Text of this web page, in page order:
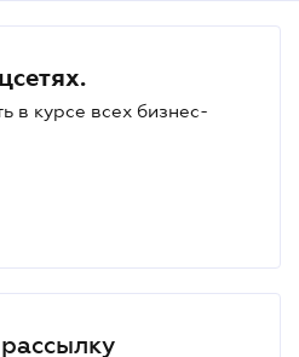
в курсе всех бизнес-